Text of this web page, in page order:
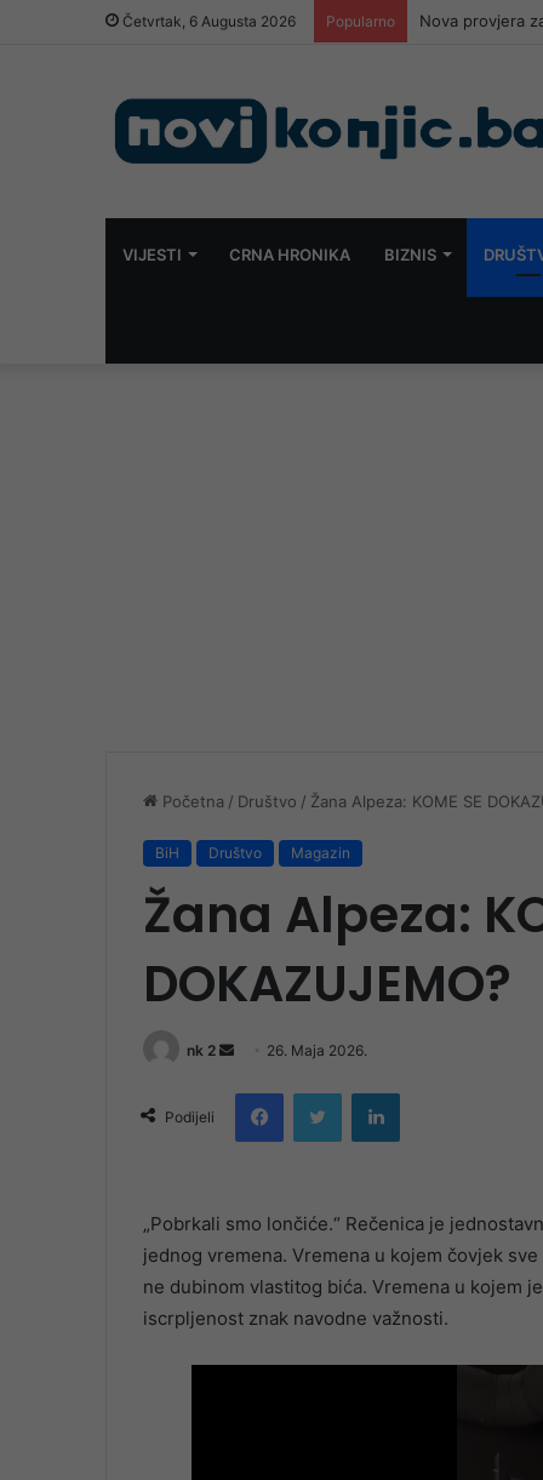
Četvrtak, 6 Augusta 2026 Popularno Nova provjera
VIJESTI CRNA HRONIKA BIZNIS
Početna / Društvo / Žana Alpeza: KOME SE
BiH Društvo Magazin
Žana Alpeza:
DOKAZUJEMO?
nk 2
Send
email
26. Maja 2026.
Podijeli
FacebookTwitter LinkedIn
„Pobrkali smo lončiće.“ Rečenica je
jednog vremena. Vremena u kojem čovjek
ne dubinom vlastitog bića. Vremena u kojem
iscrpljenost znak navodne važnosti.